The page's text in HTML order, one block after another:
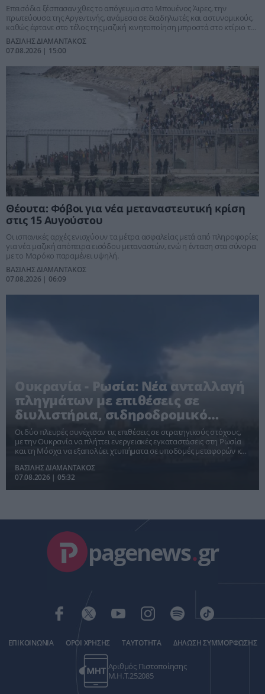
Επεισόδια ξέσπασαν χθες το απόγευμα στο Μπουένος Άιρες, την
πρωτεύουσα της Αργεντινής, ανάμεσα σε διαδηλωτές και αστυνομικούς,
καθώς έφτανε στο τέλος της μαζική κινητοποίηση μπροστά στο κτίριο της
Γερουσίας.
ΒΑΣΙΛΗΣ ΔΙΑΜΑΝΤΑΚΟΣ
07.08.2026 | 15:00
Θέουτα: Φόβοι για νέα μεταναστευτική κρίση
στις 15 Αυγούστου
Οι ισπανικές αρχές ενισχύουν τα μέτρα ασφαλείας μετά από πληροφορίες
για νέα μαζική απόπειρα εισόδου μεταναστών, ενώ η ένταση στα σύνορα
με το Μαρόκο παραμένει υψηλή.
ΒΑΣΙΛΗΣ ΔΙΑΜΑΝΤΑΚΟΣ
07.08.2026 | 06:09
Ουκρανία - Ρωσία: Νέα ανταλλαγή
πληγμάτων με επιθέσεις σε
διυλιστήρια, σιδηροδρομικό
σταθμό και πλοίο
Οι δύο πλευρές συνέχισαν τις επιθέσεις σε στρατηγικούς στόχους,
με την Ουκρανία να πλήττει ενεργειακές εγκαταστάσεις στη Ρωσία
και τη Μόσχα να εξαπολύει χτυπήματα σε υποδομές μεταφορών και
ΒΑΣΙΛΗΣ ΔΙΑΜΑΝΤΑΚΟΣ
07.08.2026 | 05:32
pagenews.gr
ΕΠΙΚΟΙΝΩΝΙΑ ΟΡΟΙ ΧΡΗΣΗΣ ΤΑΥΤΟΤΗΤΑ ΔΗΛΩΣΗ ΣΥΜΜΟΡΦΩΣΗΣ
Αριθμός Πιστοποίησης
Μ.Η.Τ.252085